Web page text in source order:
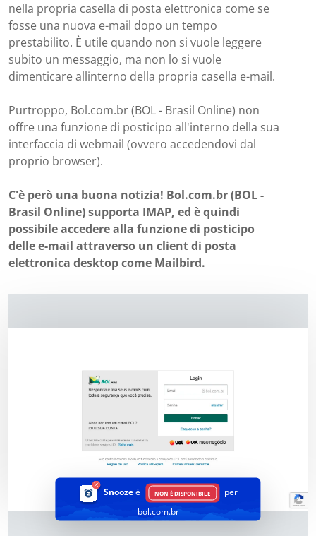
nella propria casella di posta elettronica come se
fosse una nuova e-mail dopo un tempo
prestabilito. È utile quando non si vuole leggere
subito un messaggio, ma non lo si vuole
dimenticare allinterno della propria casella e-mail.
Purtroppo, Bol.com.br (BOL - Brasil Online) non
offre una funzione di posticipo all'interno della sua
interfaccia di webmail (ovvero accedendovi dal
proprio browser).
C'è però una buona notizia! Bol.com.br (BOL -
Brasil Online) supporta IMAP, ed è quindi
possibile accedere alla funzione di posticipo
delle e-mail attraverso un client di posta
elettronica desktop come Mailbird.
Snoozeè NON È DISPONIBILE
per
bol.com.br